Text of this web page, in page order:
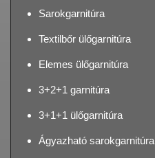
Sarokgarnitúra
Textilbőr ülőgarnitúra
Elemes ülőgarnitúra
3+2+1 garnitúra
3+1+1 ülőgarnitúra
Ágyazható sarokgarnitúra